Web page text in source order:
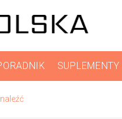
SUPLEMENTY